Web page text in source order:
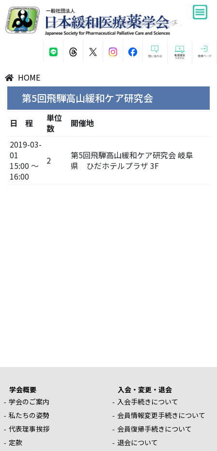
HOME
第5回飛騨高山緩和ケア研究会
日 程
単位
数
開催地
2019-03-
01
15:00 ～
16:00
2
第5回飛騨高山緩和ケア研究会 岐阜
県 ひだホテルプラザ 3F
学会概要
学会のご案内
私たちの姿勢
代表理事挨拶
定款
入会・変更・退会
入会手続きについて
会員情報変更手続きについて
会員復帰手続きについて
退会について